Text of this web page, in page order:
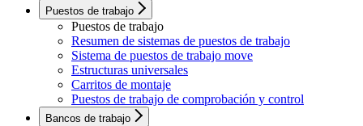
Puestos de trabajo
Puestos de trabajo
Resumen de sistemas de puestos de trabajo
Sistema de puestos de trabajo move
Estructuras universales
Carritos de montaje
Puestos de trabajo de comprobación y control
Bancos de trabajo